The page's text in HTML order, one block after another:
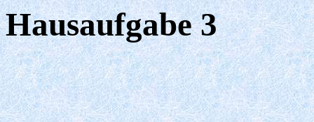
Hausaufgabe 3